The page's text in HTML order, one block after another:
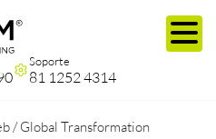
Soporte
81 1252 4314
/Global Transformation